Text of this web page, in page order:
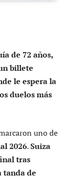
de 72 años,
billete
le espera la
duelos más
uno de
2026.Suiza
tras
tanda de